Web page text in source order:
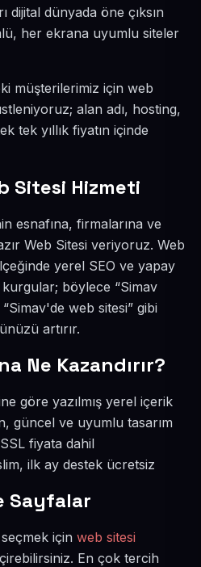
dijital dünyada öne çıksın
her ekrana uyumlu siteler
müşterilerimiz için web
alan adı, hosting,
tek yıllık fiyatın içinde
Sitesi Hizmeti
esnafına, firmalarına ve
Web Sitesi veriyoruz. Web
yerel SEO ve yapay
böylece “Simav
web sitesi” gibi
artırır.
Ne Kazandırır?
göre yazılmış yerel içerik
güncel ve uyumlu tasarım
fiyata dahil
ilk ay destek ücretsiz
Sayfalar
için web sitesi
En çok tercih